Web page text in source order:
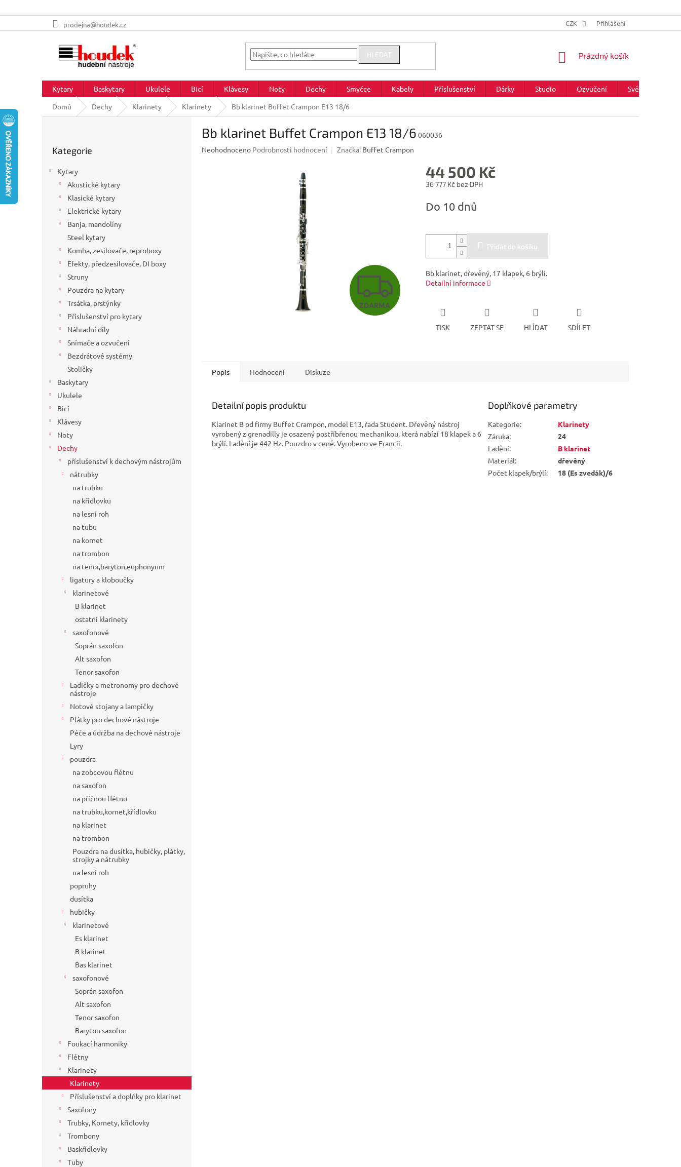
na
prodejna@houdek.cz CZK Přihlášení
HLEDAT
NÁKUPNÍ
Prázdný košík
Kytary Baskytary Ukulele Bicí Klávesy Noty Dechy Smyčce Kabely Příslušenství Dárky Studio Ozvučení Světla
Domů
Dechy Klarinety Klarinety Bb klarinet Buffet Crampon E13 18/6
kategorie
Kategorie
Kytary
Akustické kytary
Klasické kytary
Elektrické kytary
Banja, mandolíny
Steel kytary
Komba, zesilovače, reproboxy
Efekty, předzesilovače, DI boxy
Struny
Pouzdra na kytary
Trsátka, prstýnky
Příslušenství pro kytary
Náhradní díly
Snímače a ozvučení
Bezdrátové systémy
Stoličky
Baskytary
Ukulele
Bicí
Klávesy
Noty
Dechy
příslušenství k dechovým nástrojům
nátrubky
na trubku
na křídlovku
na lesní roh
na tubu
na kornet
na trombon
na tenor,baryton,euphonyum
ligatury a kloboučky
klarinetové
B klarinet
ostatní klarinety
saxofonové
Soprán saxofon
Alt saxofon
Tenor saxofon
Ladičky a metronomy pro dechové
nástroje
Notové stojany a lampičky
Plátky pro dechové nástroje
Péče a údržba na dechové nástroje
Lyry
pouzdra
na zobcovou flétnu
na saxofon
na příčnou flétnu
na trubku,kornet,křídlovku
na klarinet
na trombon
Pouzdra na dusítka, hubičky, plátky,
strojky a nátrubky
na lesní roh
popruhy
dusítka
hubičky
klarinetové
Es klarinet
B klarinet
Bas klarinet
saxofonové
Soprán saxofon
Alt saxofon
Tenor saxofon
Baryton saxofon
Foukací harmoniky
Flétny
Klarinety
Klarinety
Příslušenství a doplňky pro klarinet
Saxofony
Trubky, Kornety, křídlovky
Trombony
Baskřídlovky
Tuby
Bb klarinet Buffet Crampon E13 18/6 060036
Průměrné
Neohodnoceno Podrobnosti hodnocení Značka: Buffet Crampon
Z
D
M
ZDARMA
44 500 Kč
36 777 Kč bez DPH
cena:
Do 10 dnů
Přidat do košíku
Bb klarinet, dřevěný, 17 klapek, 6 brýlí.
Detailní informace
TISK ZEPTAT SE HLÍDAT SDÍLET
Popis Hodnocení Diskuze
Detailní popis produktu
Klarinet B od firmy Buffet Crampon, model E13, řada Student. Dřevěný nástroj
vyrobený z grenadilly je osazený postříbřenou mechanikou, která nabízí 18 klapek a 6
brýlí. Ladění je 442 Hz. Pouzdro v ceně. Vyrobeno ve Francii.
Doplňkové parametry
Kategorie:
Klarinety
Záruka:
24
Ladění:
B klarinet
Materiál:
dřevěný
Počet klapek/brýlí: 18 (Es zvedák)/6